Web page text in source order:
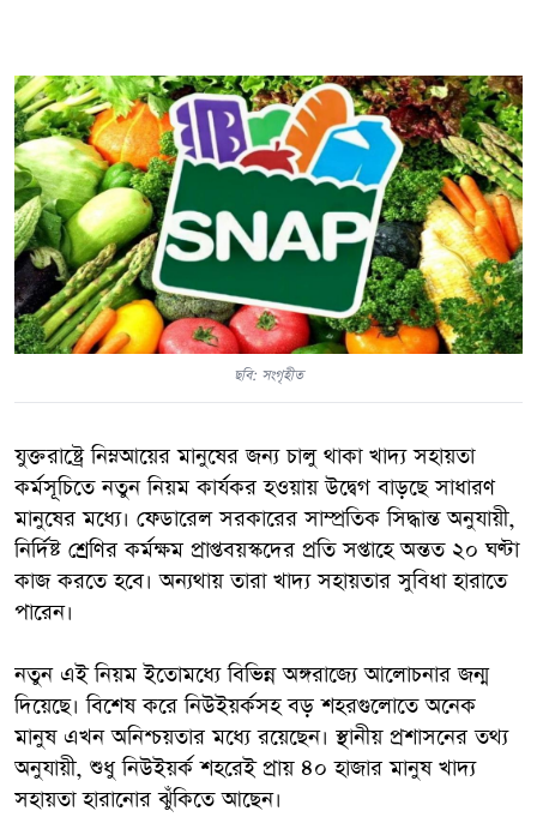
ছবি: সংগৃহীত
যুক্তরাষ্ট্রে নিম্নআয়ের মানুষের জন্য চালু থাকা খাদ্য সহায়তা
কর্মসূচিতে নতুন নিয়ম কার্যকর হওয়ায় উদ্বেগ বাড়ছে সাধারণ
মানুষের মধ্যে। ফেডারেল সরকারের সাম্প্রতিক সিদ্ধান্ত অনুযায়ী,
নির্দিষ্ট শ্রেণির কর্মক্ষম প্রাপ্তবয়স্কদের প্রতি সপ্তাহে অন্তত ২০ ঘণ্টা
কাজ করতে হবে। অন্যথায় তারা খাদ্য সহায়তার সুবিধা হারাতে
পারেন।
নতুন এই নিয়ম ইতোমধ্যে বিভিন্ন অঙ্গরাজ্যে আলোচনার জন্ম
দিয়েছে। বিশেষ করে নিউইয়র্কসহ বড় শহরগুলোতে অনেক
মানুষ এখন অনিশ্চয়তার মধ্যে রয়েছেন। স্থানীয় প্রশাসনের তথ্য
অনুযায়ী, শুধু নিউইয়র্ক শহরেই প্রায় ৪০ হাজার মানুষ খাদ্য
সহায়তা হারানোর ঝুঁকিতে আছেন।